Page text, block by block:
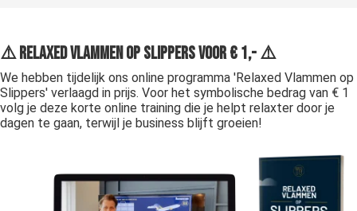
⚠️ Relaxed Vlammen op Slippers voor € 1,- ⚠️
We hebben tijdelijk ons online programma 'Relaxed Vlammen op
Slippers' verlaagd in prijs. Voor het symbolische bedrag van € 1
volg je deze korte online training die je helpt relaxter door je
dagen te gaan, terwijl je business blijft groeien!